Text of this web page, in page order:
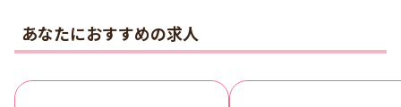
あなたにおすすめの求人